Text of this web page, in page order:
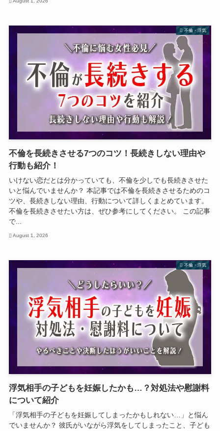
不倫・浮気
不倫を長続きさせる7つのコツ！長続きしない理由や
行動も紹介！
いけない恋だとは分かっていても、不倫を少しでも長続きさせた
いと悩んでいませんか？ 本記事では不倫を長続きさせるためのコ
ツや、長続きしない理由、行動について詳しくまとめています。
不倫を長続きさせたい方は、ぜひ参考にしてください。 この記事
で...
August 1, 2026
不倫・浮気
浮気相手の子どもを妊娠したかも…？対処法や慰謝料
について紹介
「浮気相手の子どもを妊娠してしまったかもしれない…」と悩ん
でいませんか？ 彼氏がいながら浮気をしてしまったこと、子ども